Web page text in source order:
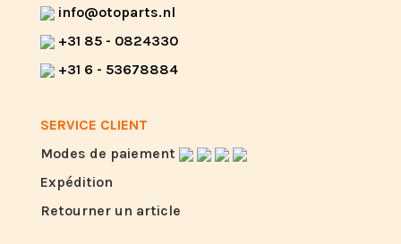
info@otoparts.nl
+31 85 - 0824330
+31 6 - 53678884
SERVICE CLIENT
Modes de paiement
Expédition
Retourner un article